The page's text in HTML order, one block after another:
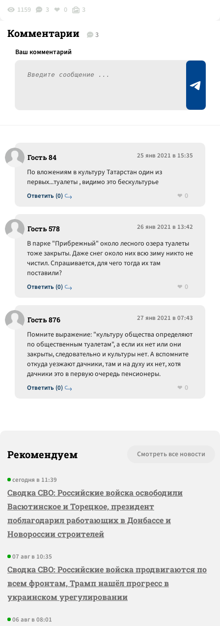
1159 3 0 3
Комментарии 3
Гость 84 25 янв 2021 в 15:35
Ответить (0)
По вложениям в культуру Татарстан один из
первых...туалеты , видимо это бескультурье
0
Гость 578 26 янв 2021 в 13:42
Ответить (0)
В парке "Прибрежный" около лесного озера туалеты
тоже закрыты. Даже снег около них всю зиму никто не
чистил. Спрашивается, для чего тогда их там
поставили?
0
Гость 876 27 янв 2021 в 07:43
Ответить (0)
Помните выражение: "культуру общества определяют
по общественным туалетам", а если их нет или они
закрыты, следовательно и культуры нет. А вспомните
откуда уезжают дачники, там и на духу их нет, хотя
дачники это в первую очередь пенсионеры.
0
Рекомендуем Смотреть все новости
сегодня в 11:39
Сводка СВО: Российские войска освободили
Васютинское и Торецкое, президент
поблагодарил работающих в Донбассе и
Новороссии строителей
07 авг в 10:35
Сводка СВО: Российские войска продвигаются по
всем фронтам, Трамп нашёл прогресс в
украинском урегулировании
06 авг в 08:01